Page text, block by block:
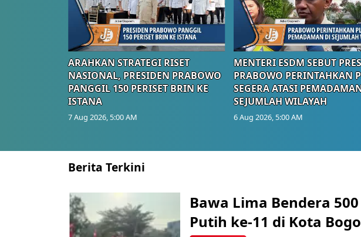
ARAHKAN STRATEGI RISET
NASIONAL, PRESIDEN PRABOWO
PANGGIL 150 PERISET BRIN KE
ISTANA
7 Aug 2026, 5:00 AM
MENTERI ESDM SEBUT
PRABOWO PERINTAHKAN
SEGERA ATASI
SEJUMLAH WILAYAH
6 Aug 2026, 5:00 AM
Berita Terkini
Bawa Lima Bendera
Putih ke-11 di Kota